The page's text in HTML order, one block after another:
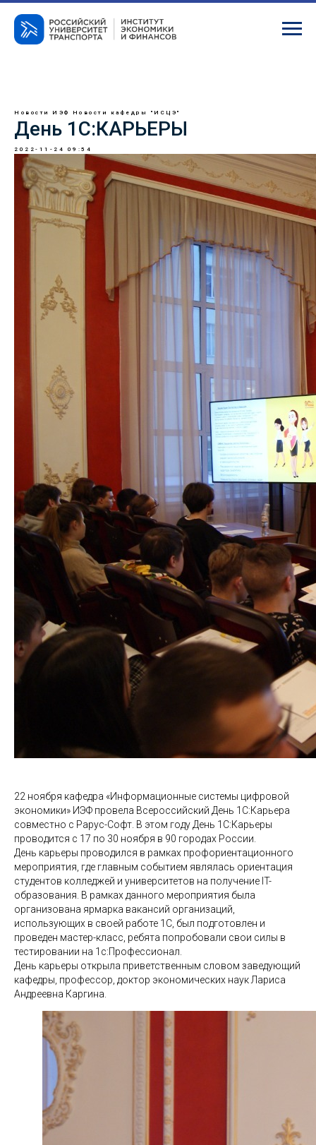
Новости ИЭФ Новости кафедры "ИСЦЭ"
День 1С:КАРЬЕРЫ
2022-11-24 09:54
22 ноября кафедра «Информационные системы цифровой
экономики» ИЭФ провела Всероссийский День 1С:Карьера
совместно с Рарус-Софт. В этом году День 1С:Карьеры
проводится с 17 по 30 ноября в 90 городах России.
День карьеры проводился в рамках профориентационного
мероприятия, где главным событием являлась ориентация
студентов колледжей и университетов на получение IT-
образования. В рамках данного мероприятия была
организована ярмарка вакансий организаций,
использующих в своей работе 1С, был подготовлен и
проведен мастер-класс, ребята попробовали свои силы в
тестировании на 1с:Профессионал.
День карьеры открыла приветственным словом заведующий
кафедры, профессор, доктор экономических наук Лариса
Андреевна Каргина.